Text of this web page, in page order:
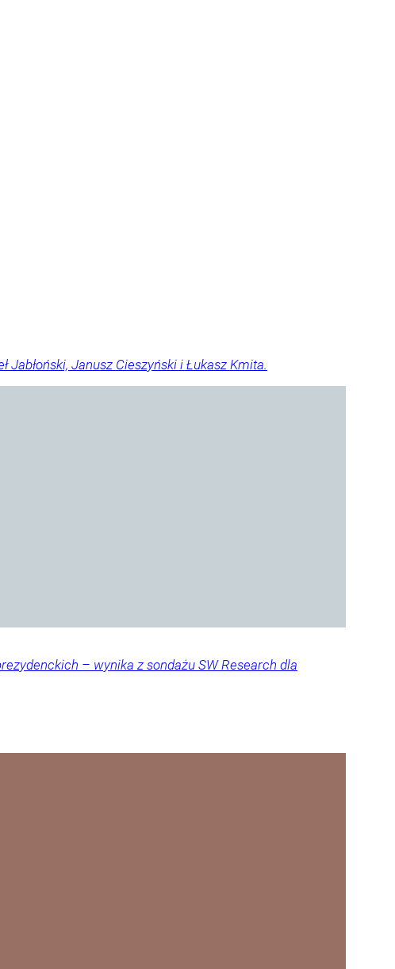
Janusz Cieszyński i Łukasz Kmita.
– wynika z sondażu SW Research dla